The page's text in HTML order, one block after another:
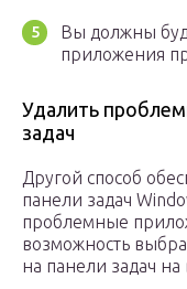
Вы должны
приложения
Удалить
задач
Другой способ
панели задач
проблемные
возможность
на панели задач